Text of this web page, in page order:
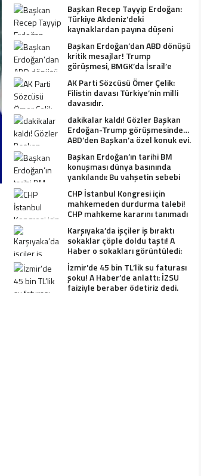
Başkan Recep Tayyip Erdoğan:
Türkiye Akdeniz’deki
kaynaklardan payına düşeni
Başkan Erdoğan’dan ABD dönüşü
kritik mesajlar! Trump
görüşmesi, BMGK’da İsrail’e
tepkiler, Gazze ve Filistin
meselesi….
AK Parti Sözcüsü Ömer Çelik:
Filistin davası Türkiye’nin milli
davasıdır.
dakikalar kaldı! Gözler Başkan
Erdoğan-Trump görüşmesinde…
ABD’den Başkan’a özel konuk evi.
Başkan Erdoğan’ın tarihi BM
konuşması dünya basınında
yankılandı: Bu vahşetin sebebi
olabilir mi?
CHP İstanbul Kongresi için
mahkemeden durdurma talebi!
CHP mahkeme kararını tanımadı
Karşıyaka’da işçiler iş bıraktı
sokaklar çöple doldu taştı! A
Haber o sokakları görüntüledi:
Fareler cirit atıyor
İzmir’de 45 bin TL’lik su faturası
şoku! A Haber’de anlattı: İZSU
faiziyle beraber ödetiriz dedi.